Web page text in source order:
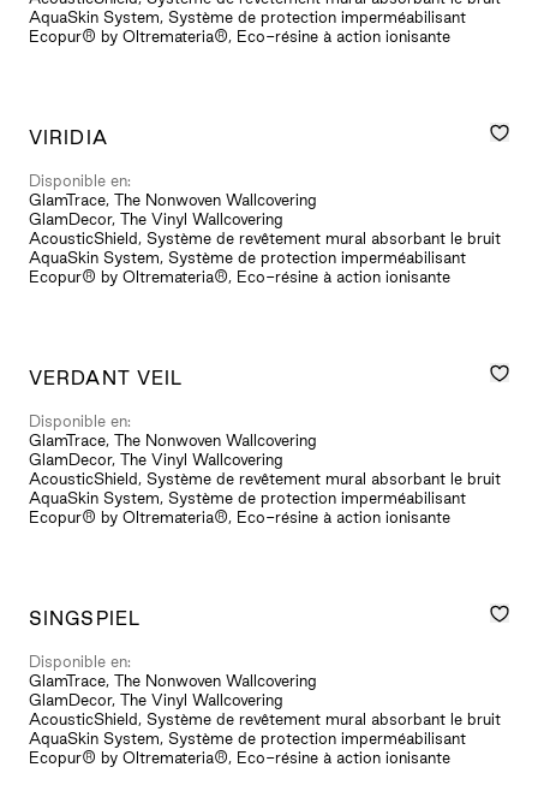
AquaSkin System, Système de protection imperméabilisant
Ecopur® by Oltremateria®, Eco-résine à action ionisante
VIRIDIA
Disponible en:
GlamTrace, The Nonwoven Wallcovering
GlamDecor, The Vinyl Wallcovering
AcousticShield, Système de revêtement mural absorbant le bruit
AquaSkin System, Système de protection imperméabilisant
Ecopur® by Oltremateria®, Eco-résine à action ionisante
VERDANT VEIL
Disponible en:
GlamTrace, The Nonwoven Wallcovering
GlamDecor, The Vinyl Wallcovering
AcousticShield, Système de revêtement mural absorbant le bruit
AquaSkin System, Système de protection imperméabilisant
Ecopur® by Oltremateria®, Eco-résine à action ionisante
SINGSPIEL
Disponible en:
GlamTrace, The Nonwoven Wallcovering
GlamDecor, The Vinyl Wallcovering
AcousticShield, Système de revêtement mural absorbant le bruit
AquaSkin System, Système de protection imperméabilisant
Ecopur® by Oltremateria®, Eco-résine à action ionisante